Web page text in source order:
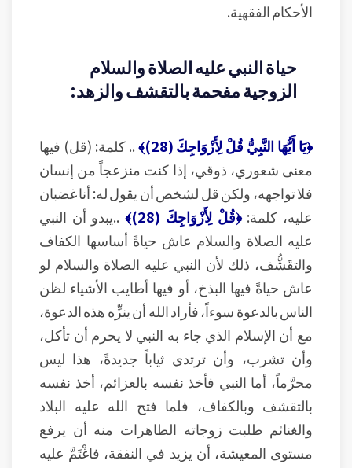
الأحكام الفقهية.
حياة النبي عليه الصلاة والسلام
الزوجية مفحمة بالتقشف والزهد:
﴿يَا أَيُّهَا النَّبِيُّ قُلْ لِأَزْوَاجِكَ (28)﴾
.. كلمة: (قل) فيها
معنى شعوري، ذوقي، إذا كنت منزعجاً من إنسان
فلا تواجهه، ولكن قل لشخص أن يقول له: أنا غضبان
عليه، كلمة:﴿قُلْ لِأَزْوَاجِكَ (28)﴾
..يبدو أن النبي
عليه الصلاة والسلام عاش حياةً أساسها الكفاف
والتقَشُّف، ذلك لأن النبي عليه الصلاة والسلام لو
عاش حياةً فيها البذخ، أو فيها أطايب الأشياء لظن
الناس بالدعوة سوءاً، فأراد الله أن ينزِّه هذه الدعوة،
مع أن الإسلام الذي جاء به النبي لا يحرم أن تأكل،
وأن تشرب، وأن ترتدي ثياباً جديدةً، هذا ليس
محرَّماً، أما النبي فأخذ نفسه بالعزائم، أخذ نفسه
بالتقشف وبالكفاف، فلما فتح الله عليه البلاد
والغنائم طلبت زوجاته الطاهرات منه أن يرفع
مستوى المعيشة، أن يزيد في النفقة، فاغْتَمَّ عليه